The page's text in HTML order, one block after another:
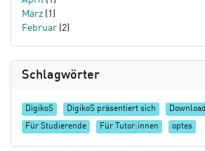
März (1)
Februar (2)
Schlagwörter
DigikoS DigikoS präsentiert sich
Für Studierende Für Tutor:innen optes